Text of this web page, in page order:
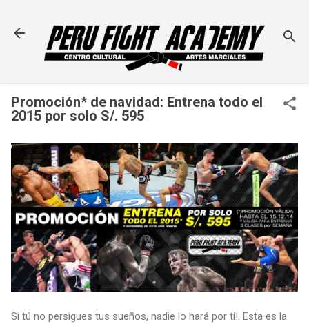
Promoción* de navidad: Entrena todo el
2015 por solo S/. 595
Si tú no persigues tus sueños, nadie lo hará por tí!. Esta es la